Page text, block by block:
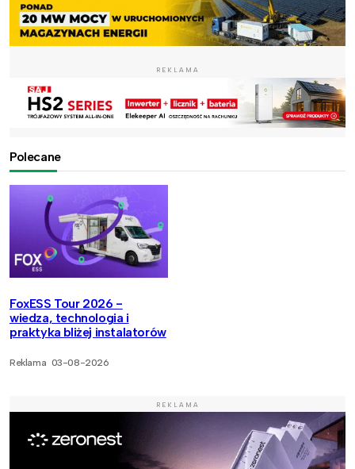
REKLAMA
Polecane
FoxESS Tour 2026 -
wiedza, technologia i
praktyka bliżej instalatorów
Reklama 03-08-2026
REKLAMA